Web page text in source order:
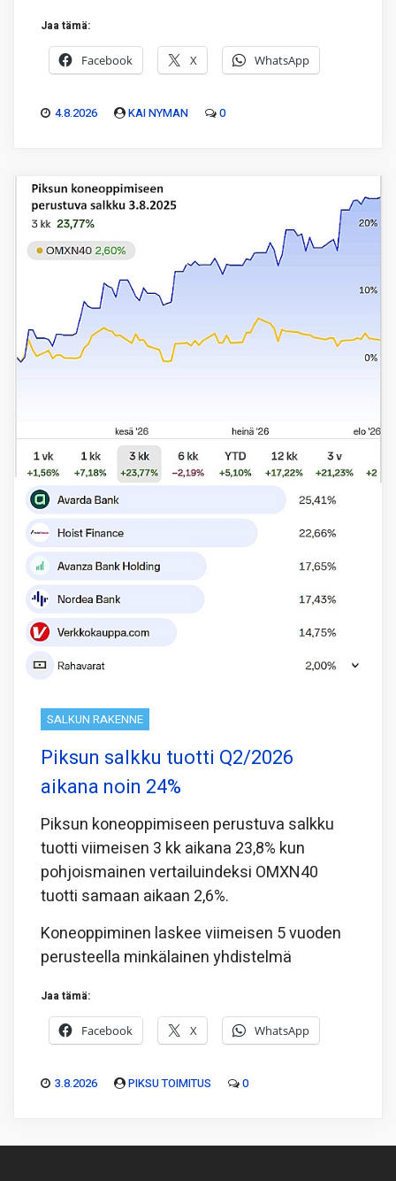
Jaa tämä:
Facebook X WhatsApp
4.8.2026 KAI NYMAN 0
SALKUN RAKENNE
Piksun salkku tuotti Q2/2026
aikana noin 24%
Piksun koneoppimiseen perustuva salkku
tuotti viimeisen 3 kk aikana 23,8% kun
pohjoismainen vertailuindeksi OMXN40
tuotti samaan aikaan 2,6%.
Koneoppiminen laskee viimeisen 5 vuoden
perusteella minkälainen yhdistelmä
Jaa tämä:
Facebook X WhatsApp
3.8.2026 PIKSU TOIMITUS 0